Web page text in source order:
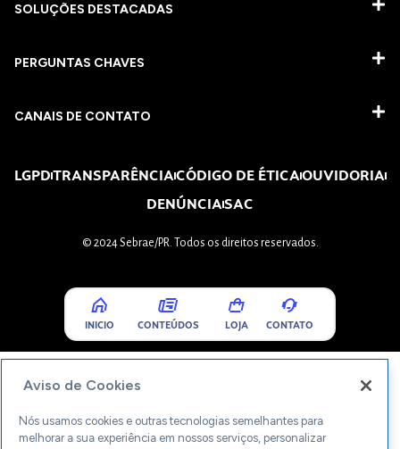
SOLUÇÕES DESTACADAS
PERGUNTAS CHAVES​
CANAIS DE CONTATO
LGPDTRANSPARÊNCIACÓDIGO DE ÉTICAOUVIDORIA
DENÚNCIASAC
© 2024 Sebrae/PR. Todos os direitos reservados.
INICIO CONTEÚDOS LOJA CONTATO
Aviso de Cookies
Nós usamos cookies e outras tecnologias semelhantes para
melhorar a sua experiência em nossos serviços, personalizar